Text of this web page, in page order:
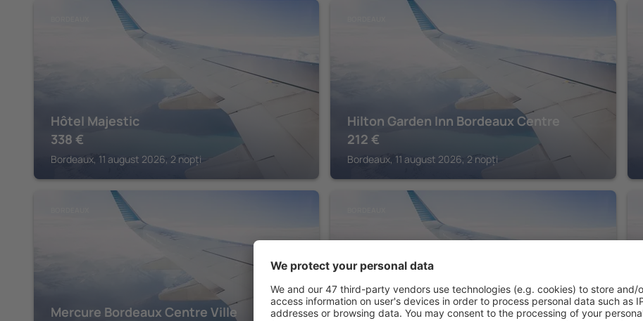
Hôtel Majestic
338 €
Bordeaux, 11 august 2026, 2 nopți
Hilton Garden Inn Bordeaux Centre
212 €
Bordeaux, 11 august 2026, 2 nopți
Mercure Bordeaux Centre Ville
Hotel Konti by HappyCulture